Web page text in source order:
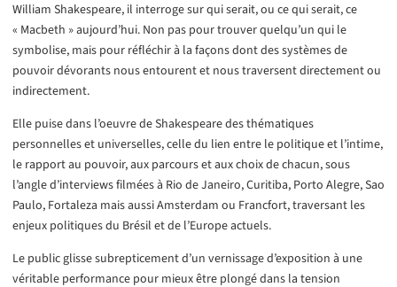
William Shakespeare, il interroge sur qui serait, ou ce qui serait, ce
« Macbeth » aujourd’hui. Non pas pour trouver quelqu’un qui le
symbolise, mais pour réfléchir à la façons dont des systèmes de
pouvoir dévorants nous entourent et nous traversent directement ou
indirectement.
Elle puise dans l’oeuvre de Shakespeare des thématiques
personnelles et universelles, celle du lien entre le politique et l’intime,
le rapport au pouvoir, aux parcours et aux choix de chacun, sous
l’angle d’interviews filmées à Rio de Janeiro, Curitiba, Porto Alegre, Sao
Paulo, Fortaleza mais aussi Amsterdam ou Francfort, traversant les
enjeux politiques du Brésil et de l’Europe actuels.
Le public glisse subrepticement d’un vernissage d’exposition à une
véritable performance pour mieux être plongé dans la tension